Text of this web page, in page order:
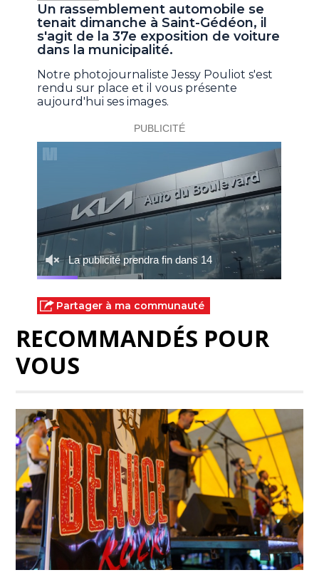
Un rassemblement automobile se
tenait dimanche à Saint-Gédéon, il
s'agit de la 37e exposition de voiture
dans la municipalité.
Notre photojournaliste Jessy Pouliot s'est
rendu sur place et il vous présente
aujourd'hui ses images.
Partager à ma communauté
RECOMMANDÉS POUR
VOUS